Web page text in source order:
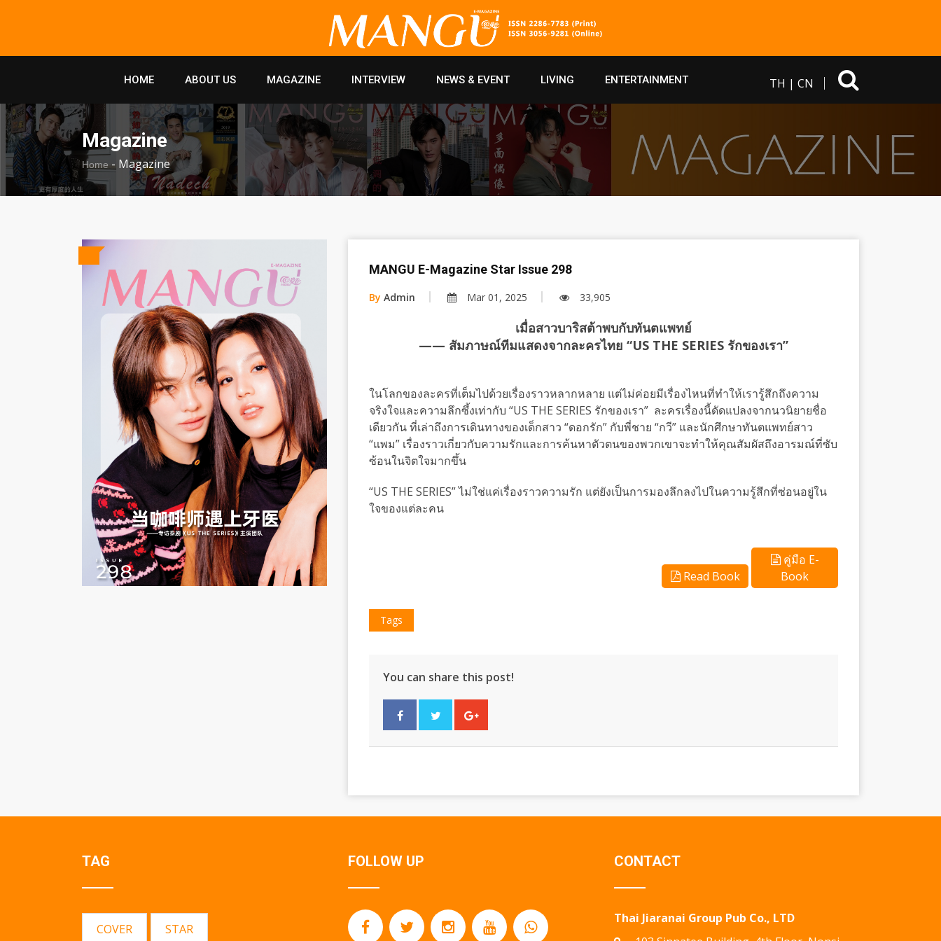
HOME ABOUT US MAGAZINE INTERVIEW NEWS & EVENT LIVING ENTERTAINMENT TH | CN
Magazine
Home - Magazine
MANGU E-Magazine Star Issue 298
By Admin Mar 01, 2025 33,905
เมื่อสาวบาริสต้าพบกับทันตแพทย์
—— สัมภาษณ์ทีมแสดงจากละครไทย “US THE SERIES รักของเรา”
ในโลกของละครที่เต็มไปด้วยเรื่องราวหลากหลาย แต่ไม่ค่อยมีเรื่องไหนที่ทำให้เรารู้สึกถึงความ
จริงใจและความลึกซึ้งเท่ากับ “US THE SERIES รักของเรา” ละครเรื่องนี้ดัดแปลงจากนวนิยายชื่อ
เดียวกัน ที่เล่าถึงการเดินทางของเด็กสาว “ดอกรัก” กับพี่ชาย “กวี” และนักศึกษาทันตแพทย์สาว
“แพม” เรื่องราวเกี่ยวกับความรักและการค้นหาตัวตนของพวกเขาจะทำให้คุณสัมผัสถึงอารมณ์ที่ซับ
ซ้อนในจิตใจมากขึ้น
“US THE SERIES” ไม่ใช่แค่เรื่องราวความรัก แต่ยังเป็นการมองลึกลงไปในความรู้สึกที่ซ่อนอยู่ใน
ใจของแต่ละคน
Read Book
คู่มือ E-
Book
Tags
You can share this post!
TAG
COVER STAR
FOLLOW UP CONTACT
Thai Jiaranai Group Pub Co., LTD